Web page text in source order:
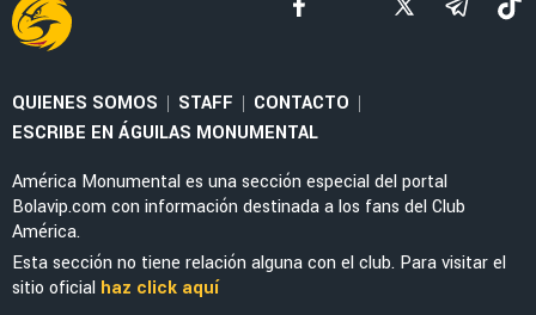
EX AMÉRICA